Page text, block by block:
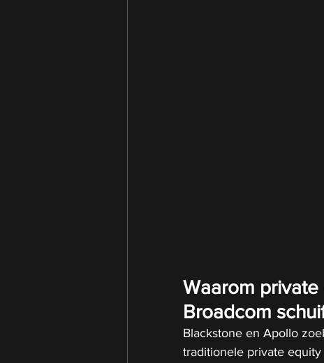
Waarom
Broadcom
Blackstone en Apollo
traditionele private